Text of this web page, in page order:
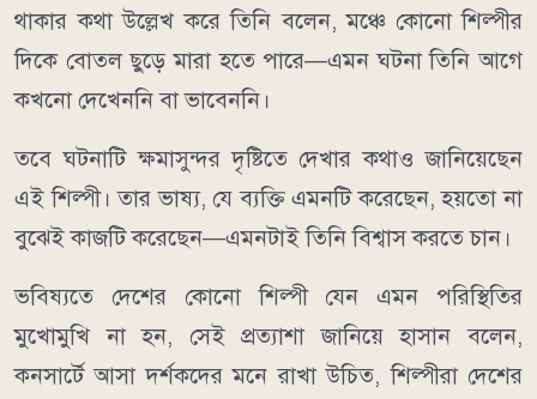
থাকার কথা উল্লেখ করে তিনি বলেন, মঞ্চে কোনো শিল্পীর
দিকে বোতল ছুড়ে মারা হতে পারে—এমন ঘটনা তিনি আগে
কখনো দেখেননি বা ভাবেননি।
তবে ঘটনাটি ক্ষমাসুন্দর দৃষ্টিতে দেখার কথাও জানিয়েছেন
এই শিল্পী। তার ভাষ্য, যে ব্যক্তি এমনটি করেছেন, হয়তো না
বুঝেই কাজটি করেছেন—এমনটাই তিনি বিশ্বাস করতে চান।
ভবিষ্যতে দেশের কোনো শিল্পী যেন এমন পরিস্থিতির
মুখোমুখি না হন, সেই প্রত্যাশা জানিয়ে হাসান বলেন,
কনসার্টে আসা দর্শকদের মনে রাখা উচিত, শিল্পীরা দেশের